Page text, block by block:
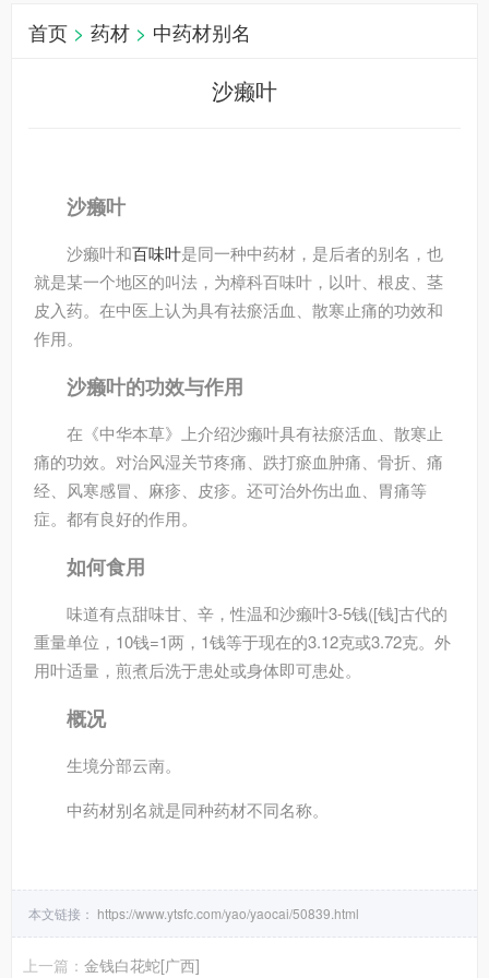
首页 > 药材 > 中药材别名
沙癞叶
沙癞叶
沙癞叶和百味叶是同一种中药材，是后者的别名，也
就是某一个地区的叫法，为樟科百味叶，以叶、根皮、茎
皮入药。在中医上认为具有祛瘀活血、散寒止痛的功效和
作用。
沙癞叶的功效与作用
在《中华本草》上介绍沙癞叶具有祛瘀活血、散寒止
痛的功效。对治风湿关节疼痛、跌打瘀血肿痛、骨折、痛
经、风寒感冒、麻疹、皮疹。还可治外伤出血、胃痛等
症。都有良好的作用。
如何食用
味道有点甜味甘、辛，性温和沙癞叶3-5钱([钱]古代的
重量单位，10钱=1两，1钱等于现在的3.12克或3.72克。外
用叶适量，煎煮后洗于患处或身体即可患处。
概况
生境分部云南。
中药材别名就是同种药材不同名称。
本文链接： https://www.ytsfc.com/yao/yaocai/50839.html
上一篇： 金钱白花蛇[广西]